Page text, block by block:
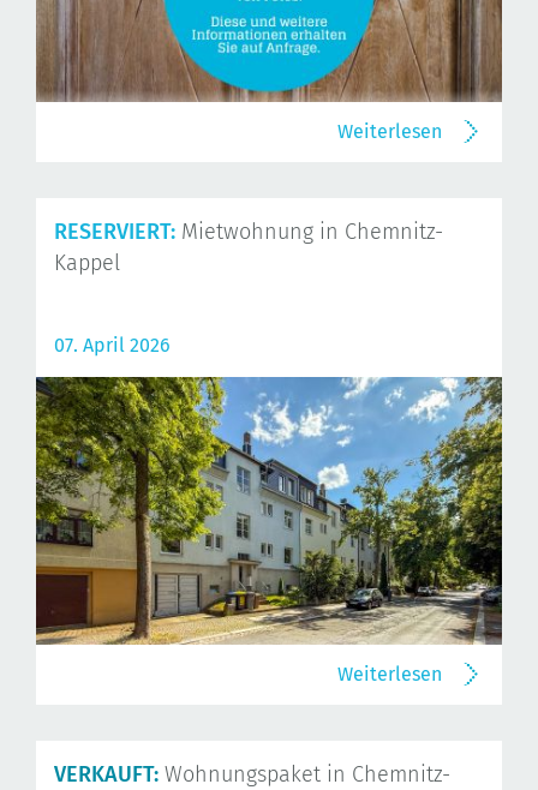
Weiterlesen
RESERVIERT: Mietwohnung in Chemnitz-
Kappel
07. April 2026
Weiterlesen
VERKAUFT: Wohnungspaket in Chemnitz-